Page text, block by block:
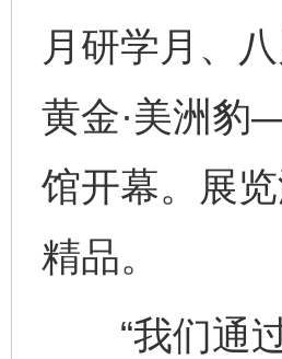
月研学月、
黄金·美洲豹
馆开幕。展
精品。
“我们通过